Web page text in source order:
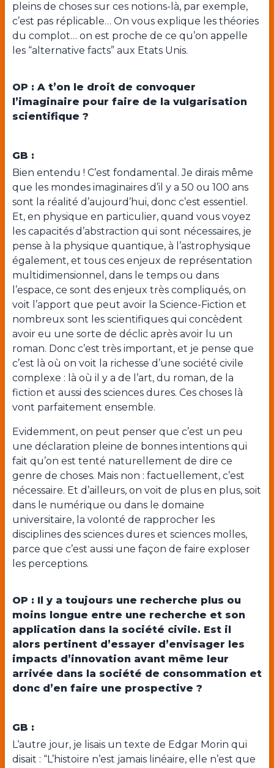
pleins de choses sur ces notions-là, par exemple,
c’est pas réplicable… On vous explique les théories
du complot… on est proche de ce qu’on appelle
les “alternative facts” aux Etats Unis.
OP : A t’on le droit de convoquer
l’imaginaire pour faire de la vulgarisation
scientifique ?
GB :
Bien entendu ! C’est fondamental. Je dirais même
que les mondes imaginaires d’il y a 50 ou 100 ans
sont la réalité d’aujourd’hui, donc c’est essentiel.
Et, en physique en particulier, quand vous voyez
les capacités d’abstraction qui sont nécessaires, je
pense à la physique quantique, à l’astrophysique
également, et tous ces enjeux de représentation
multidimensionnel, dans le temps ou dans
l’espace, ce sont des enjeux très compliqués, on
voit l’apport que peut avoir la Science-Fiction et
nombreux sont les scientifiques qui concèdent
avoir eu une sorte de déclic après avoir lu un
roman. Donc c’est très important, et je pense que
c’est là où on voit la richesse d’une société civile
complexe : là où il y a de l’art, du roman, de la
fiction et aussi des sciences dures. Ces choses là
vont parfaitement ensemble.
Evidemment, on peut penser que c’est un peu
une déclaration pleine de bonnes intentions qui
fait qu’on est tenté naturellement de dire ce
genre de choses. Mais non : factuellement, c’est
nécessaire. Et d’ailleurs, on voit de plus en plus, soit
dans le numérique ou dans le domaine
universitaire, la volonté de rapprocher les
disciplines des sciences dures et sciences molles,
parce que c’est aussi une façon de faire exploser
les perceptions.
OP : Il y a toujours une recherche plus ou
moins longue entre une recherche et son
application dans la société civile. Est il
alors pertinent d’essayer d’envisager les
impacts d’innovation avant même leur
arrivée dans la société de consommation et
donc d’en faire une prospective ?
GB :
L‘autre jour, je lisais un texte de Edgar Morin qui
disait : “L’histoire n’est jamais linéaire, elle n’est que